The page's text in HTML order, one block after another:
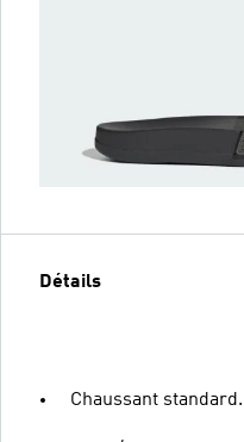
Détails
Chaussant standard.